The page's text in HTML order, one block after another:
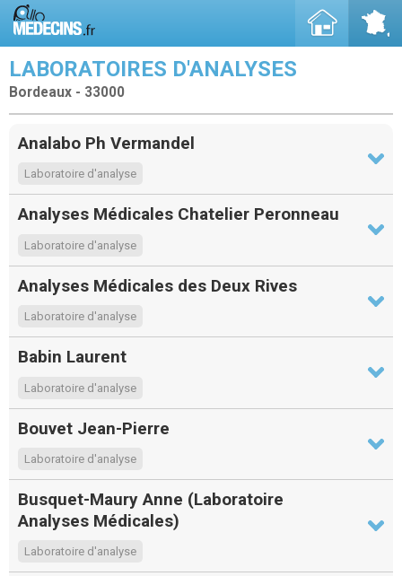
LABORATOIRES D'ANALYSES
Bordeaux - 33000
Analabo Ph Vermandel
Laboratoire d'analyse
Analyses Médicales Chatelier Peronneau
Laboratoire d'analyse
Analyses Médicales des Deux Rives
Laboratoire d'analyse
Babin Laurent
Laboratoire d'analyse
Bouvet Jean-Pierre
Laboratoire d'analyse
Busquet-Maury Anne (Laboratoire
Analyses Médicales)
Laboratoire d'analyse